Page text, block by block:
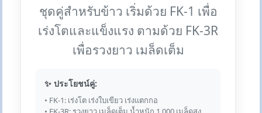
ชุดคู่สำหรับข้าว เริ่มด้วย FK-1 เพื่อ
เร่งโตและแข็งแรง ตามด้วย FK-3R
เพื่อรวงยาว เมล็ดเต็ม
✨ ประโยชน์คู่:
• FK-1: เร่งโต เร่งใบเขียว เร่งแตกกอ